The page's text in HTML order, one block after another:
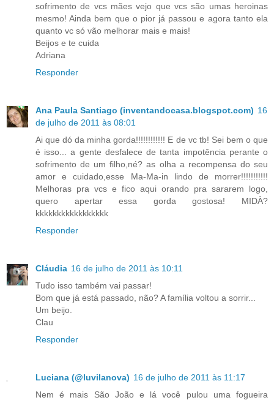
sofrimento de vcs mães vejo que vcs são umas heroinas
mesmo! Ainda bem que o pior já passou e agora tanto ela
quanto vc só vão melhorar mais e mais!
Beijos e te cuida
Adriana
Responder
Ana Paula Santiago (inventandocasa.blogspot.com) 16
de julho de 2011 às 08:01
Ai que dó da minha gorda!!!!!!!!!!!! E de vc tb! Sei bem o que
é isso... a gente desfalece de tanta impotência perante o
sofrimento de um filho,né? as olha a recompensa do seu
amor e cuidado,esse Ma-Ma-in lindo de morrer!!!!!!!!!!!
Melhoras pra vcs e fico aqui orando pra sararem logo,
quero apertar essa gorda gostosa! MIDÀ?
kkkkkkkkkkkkkkkkk
Responder
Cláudia 16 de julho de 2011 às 10:11
Tudo isso também vai passar!
Bom que já está passado, não? A família voltou a sorrir...
Um beijo.
Clau
Responder
Luciana (@luvilanova) 16 de julho de 2011 às 11:17
Nem é mais São João e lá você pulou uma fogueira